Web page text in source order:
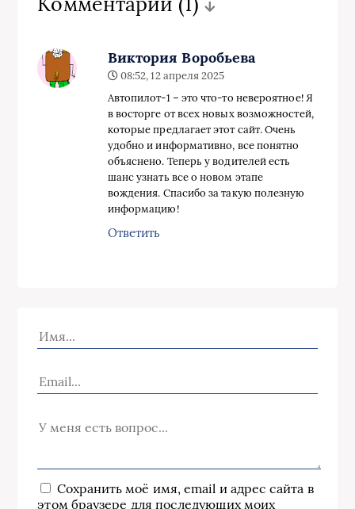
Виктория Воробьева
08:52, 12 апреля 2025
Автопилот-1 – это что-то невероятное! Я
в восторге от всех новых возможностей,
которые предлагает этот сайт. Очень
удобно и информативно, все понятно
объяснено. Теперь у водителей есть
шанс узнать все о новом этапе
вождения. Спасибо за такую полезную
информацию!
Ответить
Сохранить моё имя, email и адрес сайта в
этом браузере для последующих моих